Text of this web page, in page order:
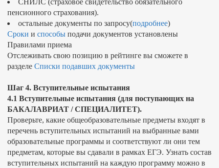
СНИЛС (страховое свидетельство обязательного
пенсионного страхования).
остальные документы по запросу(подробнее)
Сроки и способы подачи документов установлены
Правилами приема
Отслеживать свою позицию в рейтинге вы сможете в
разделе Списки подавших документы
Шаг 4. Вступительные испытания
4.1 Вступительные испытания (для поступающих на
БАКАЛАВРИАТ / СПЕЦИАЛИТЕТ).
Проверьте, какие общеобразовательные предметы входят в
перечень вступительных испытаний на выбранные вами
образовательные программы и соответствуют ли они тем
предметам, которые вы сдавали в рамках ЕГЭ. Узнать состав
вступительных испытаний на каждую программу можно в